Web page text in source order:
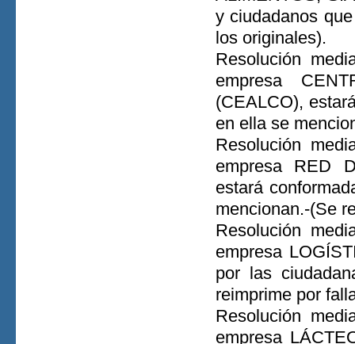
y ciudadanos
los originales).
Resolución
empresa
(CEALCO),
en ella se
Resolución
empresa RED
estará
mencionan.-(Se
Resolución
empresa
por las
reimprime por
Resolución
empresa